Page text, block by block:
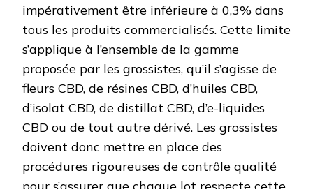
impérativement être inférieure à 0,3% dans
tous les produits commercialisés. Cette limite
s’applique à l’ensemble de la gamme
proposée par les grossistes, qu’il s’agisse de
fleurs CBD, de résines CBD, d’huiles CBD,
d’isolat CBD, de distillat CBD, d’e-liquides
CBD ou de tout autre dérivé. Les grossistes
doivent donc mettre en place des
procédures rigoureuses de contrôle qualité